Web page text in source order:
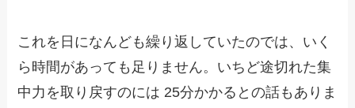
これを日になんども繰り返していたのでは、いく
ら時間があっても足りません。いちど途切れた集
中力を取り戻すのには 25分かかるとの話もありま